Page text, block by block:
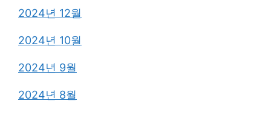
2024년 12월
2024년 10월
2024년 9월
2024년 8월